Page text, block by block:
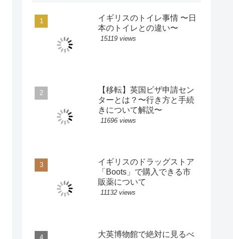
イギリスのトイレ事情 〜日
本のトイレとの違い〜
15119 views
【移転】英国ビザ申請セン
ターとは？〜行き方と手続
きについて解説〜
11696 views
イギリスのドラッグストア
「Boots」で購入できる市
販薬について
11132 views
大英博物館で絶対に見るべ